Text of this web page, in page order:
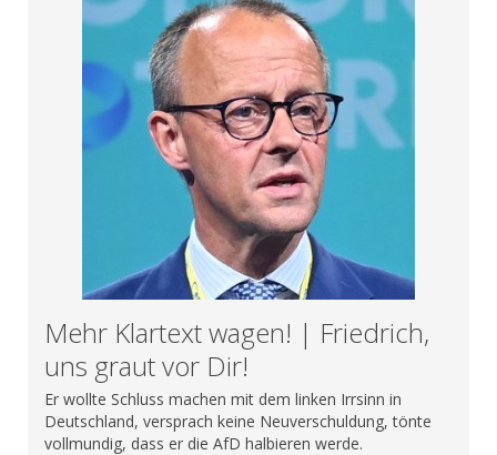
Mehr Klartext wagen! | Friedrich,
uns graut vor Dir!
Er wollte Schluss machen mit dem linken Irrsinn in
Deutschland, versprach keine Neuverschuldung, tönte
vollmundig, dass er die AfD halbieren werde.